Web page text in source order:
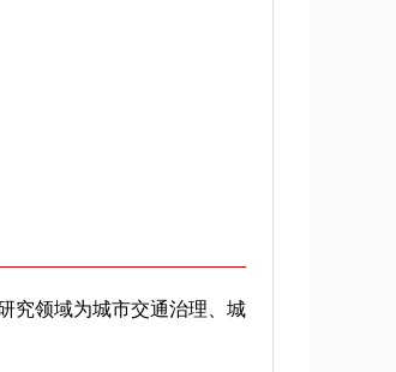
究领域为城市交通治理、城